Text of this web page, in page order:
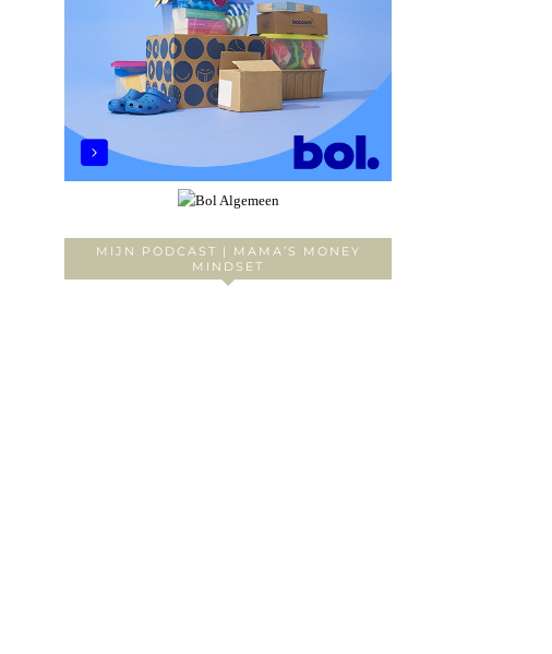
MIJN PODCAST | MAMA’S MONEY
MINDSET